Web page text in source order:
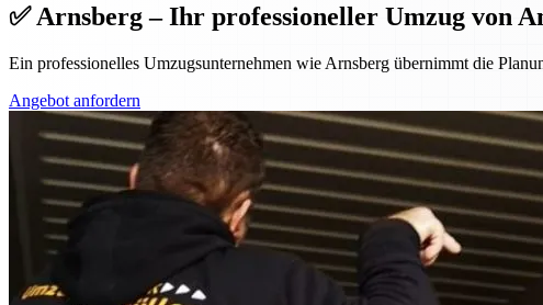
✅ Arnsberg – Ihr professioneller Umzug von
Ein professionelles Umzugsunternehmen wie Arnsberg übernimmt die
Angebot anfordern